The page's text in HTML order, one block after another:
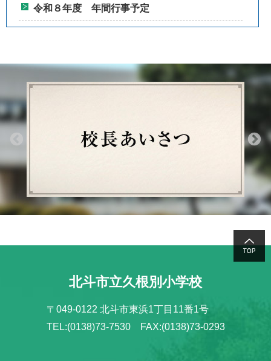
令和８年度 年間行事予定
北斗市立久根別小学校
〒049-0122 北斗市東浜1丁目11番1号
TEL:(0138)73-7530 FAX:(0138)73-0293